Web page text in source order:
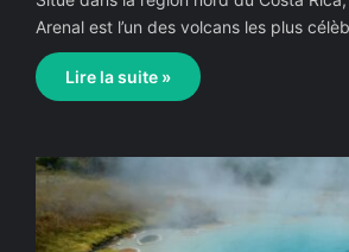
Arenal est l’un des volcans les plus
Lire la suite »